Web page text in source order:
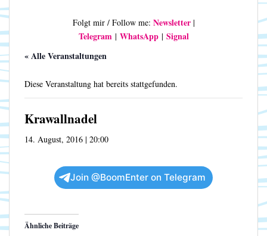
c
t
e
n
Folgt mir / Follow me: Newsletter|
Telegram| WhatsApp| Signal
« Alle Veranstaltungen
Diese Veranstaltung hat bereits stattgefunden.
Krawallnadel
14. August, 2016 | 20:00
Join @BoomEnter on Telegram
Ähnliche Beiträge